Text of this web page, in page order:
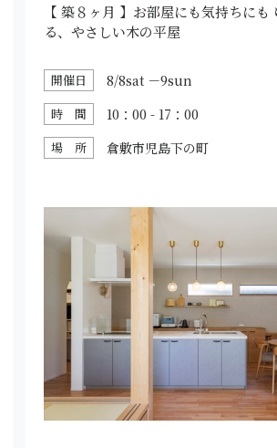
【 築８ヶ月 】お部屋にも気持ちにも
る、やさしい木の平屋
開催日 8/8sat －9sun
時 間 10：00 - 17：00
場 所 倉敷市児島下の町